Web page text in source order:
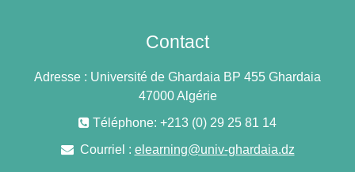
Contact
Adresse : Université de Ghardaia BP 455 Ghardaia
47000 Algérie
Téléphone: +213 (0) 29 25 81 14
Courriel : elearning@univ-ghardaia.dz